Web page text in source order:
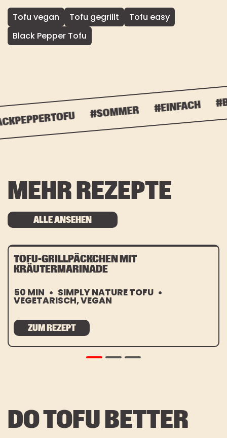
Tofu vegan Tofu gegrillt
Tofu easy
Black Pepper Tofu
#SOMMER #EINFACH
MEHR REZEPTE
ALLE ANSEHEN
TOFU-GRILLPÄCKCHEN MIT
KRÄUTERMARINADE
50 MIN SIMPLY NATURE TOFU
VEGETARISCH, VEGAN
ZUM REZEPT
DO TOFU BETTER